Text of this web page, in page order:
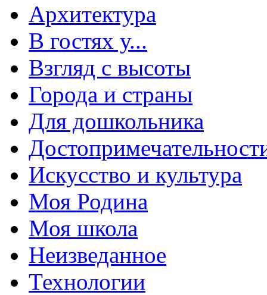
Архитектура
В гостях у...
Взгляд с высоты
Города и страны
Для дошкольника
Искусство и культура
Моя Родина
Моя школа
Неизведанное
Технологии